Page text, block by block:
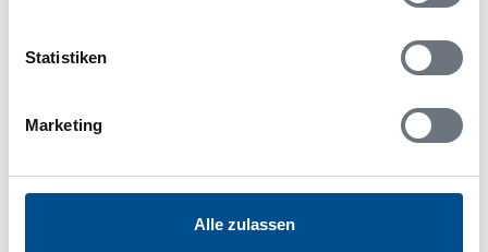
Statistiken
Marketing
Alle zulassen
verhindert. Um die Funktionen nutzen zu können,
deaktivieren Sie bitte den Blocker für diese Seite
Nachdem Sie Ihre Erlaubnis gegeben
haben, können Sie weiterhin selbst bestimmen,
welche Funktionen genutzt werden sollen.